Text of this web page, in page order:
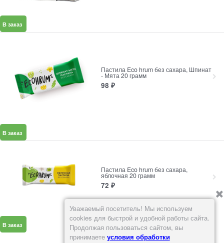
В заказ
Пастила Eco hrum без сахара, Шпинат
- Мята 20 грамм
98 ₽
В заказ
Пастила Eco hrum без сахара,
яблочная 20 грамм
72 ₽
В заказ
Уважаемый посетитель! Мы используем
cookies для быстрой и удобной работы сайта.
Продолжая пользоваться сайтом, вы
принимаете условия обработки